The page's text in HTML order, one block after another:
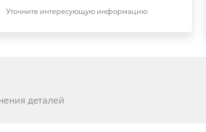
Уточните интересующую информацию
деталей